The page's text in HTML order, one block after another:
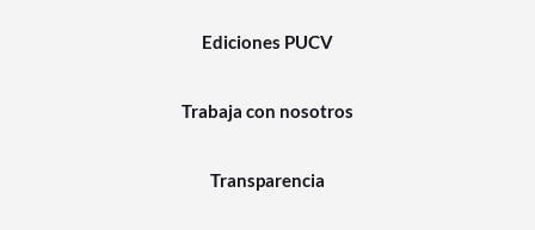
Ediciones PUCV
Trabaja con nosotros
Transparencia